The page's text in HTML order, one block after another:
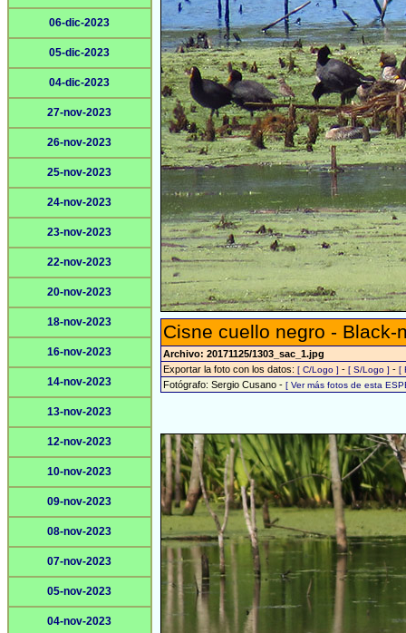
06-dic-2023
05-dic-2023
04-dic-2023
27-nov-2023
26-nov-2023
25-nov-2023
24-nov-2023
23-nov-2023
22-nov-2023
20-nov-2023
18-nov-2023
16-nov-2023
14-nov-2023
13-nov-2023
12-nov-2023
10-nov-2023
09-nov-2023
08-nov-2023
07-nov-2023
05-nov-2023
04-nov-2023
Cisne cuello negro -
Archivo: 20171125/1303_sac_1.jpg
Exportar la foto con los datos: [ C/Logo ] - [ S/Logo ] - [
Fotógrafo: Sergio Cusano - [ Ver más fotos de esta